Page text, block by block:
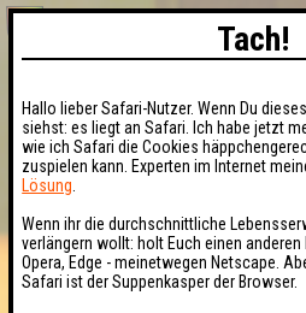
Tach!
Hallo lieber Safari-Nutzer. Wenn Du
siehst: es liegt an Safari. Ich habe jetzt
wie ich Safari die Cookies
zuspielen kann. Experten im Internet
Lösung
Wenn ihr die durchschnittliche
verlängern wollt: holt Euch einen anderen
Opera, Edge - meinetwegen Netscape.
Safari ist der Suppenkasper der Browser.